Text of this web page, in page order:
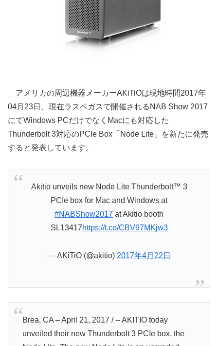
アメリカの周辺機器メーカーAKiTiOは現地時間2017年
04月23日、現在ラスベガスで開催されるNAB Show 2017
にてWindows PCだけでなくMacにも対応した
Thunderbolt 3対応のPCIe Box「Node Lite」を新たに発売
すると発表しています。
Akitio unveils new Node Lite Thunderbolt™ 3
PCIe box for Mac and Windows at
#NABShow2017 at Akitio booth
SL13417https://t.co/CBV97MKjw3
— AKiTiO (@akitio) 2017年4月22日
Brea, CA – April 21, 2017 / ‐‐ AKITIO today
unveiled their new Thunderbolt 3 PCIe box, the